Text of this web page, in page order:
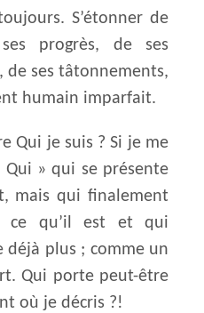
S’étonner de
progrès, de ses
de ses tâtonnements,
humain imparfait.
Qui je suis ? Si je me
» qui se présente
mais qui finalement
ce qu’il est et qui
déjà plus ; comme un
Qui porte peut-être
où je décris ?!